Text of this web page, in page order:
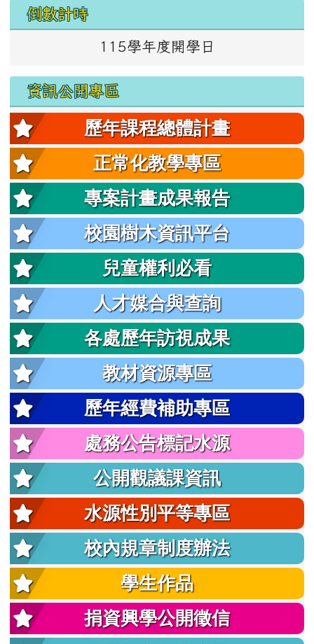
倒數計時
115學年度開學日
資訊公開專區
歷年課程總體計畫
正常化教學專區
專案計畫成果報告
校園樹木資訊平台
兒童權利必看
人才媒合與查詢
各處歷年訪視成果
教材資源專區
歷年經費補助專區
處務公告標記水源
公開觀議課資訊
水源性別平等專區
校內規章制度辦法
學生作品
捐資興學公開徵信